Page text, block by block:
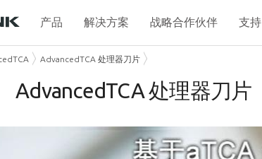
产品 解决方案 战略合作伙伴 支持
AdvancedTCA 处理器刀片
AdvancedTCA 处理器刀片